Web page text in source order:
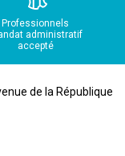
Professionnels
administratif
accepté
de la République